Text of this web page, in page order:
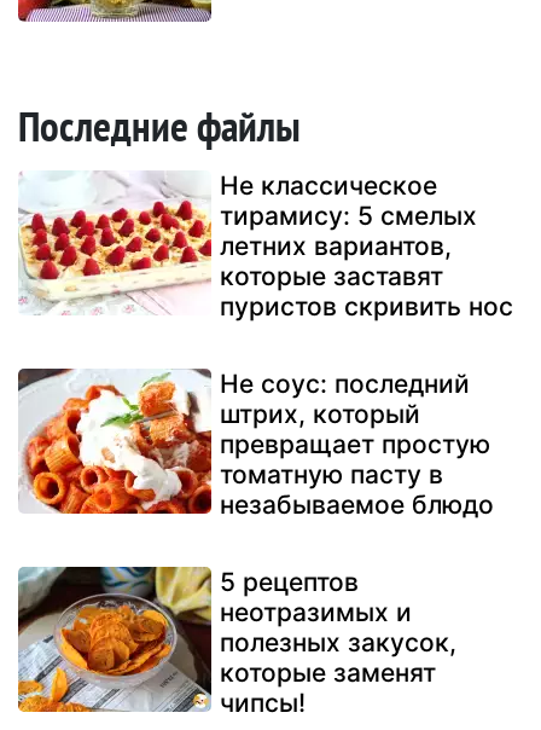
Последние файлы
Не классическое
тирамису: 5 смелых
летних вариантов,
которые заставят
пуристов скривить нос
Не соус: последний
штрих, который
превращает простую
томатную пасту в
незабываемое блюдо
5 рецептов
неотразимых и
полезных закусок,
которые заменят
чипсы!